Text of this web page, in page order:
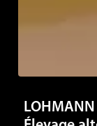
LOHMANN
Élevage